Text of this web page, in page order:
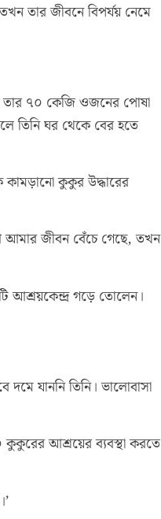
তার জীবনে বিপর্যয় নেমে
তার ৭০ কেজি ওজনের পোষা
তিনি ঘর থেকে বের হতে
কামড়ানো কুকুর উদ্ধারের
জীবন বেঁচে গেছে, তখন
আশ্রয়কেন্দ্র গড়ে তোলেন।
যাননি তিনি। ভালোবাসা
আশ্রয়ের ব্যবস্থা করতে